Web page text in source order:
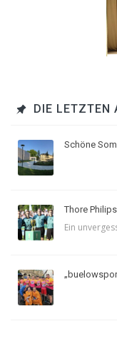
DIE LETZTEN
Schöne
Thore
Ein